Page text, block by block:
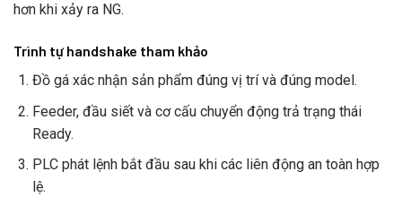
hơn khi xảy ra NG.
Trình tự handshake tham khảo
Đồ gá xác nhận sản phẩm đúng vị trí và đúng model.
Feeder, đầu siết và cơ cấu chuyển động trả trạng thái
Ready.
PLC phát lệnh bắt đầu sau khi các liên động an toàn hợp
lệ.